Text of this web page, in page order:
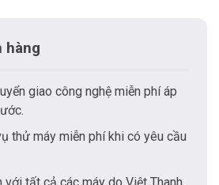
hàng
giao công nghệ miễn phí áp
thử máy miễn phí khi có yêu cầu